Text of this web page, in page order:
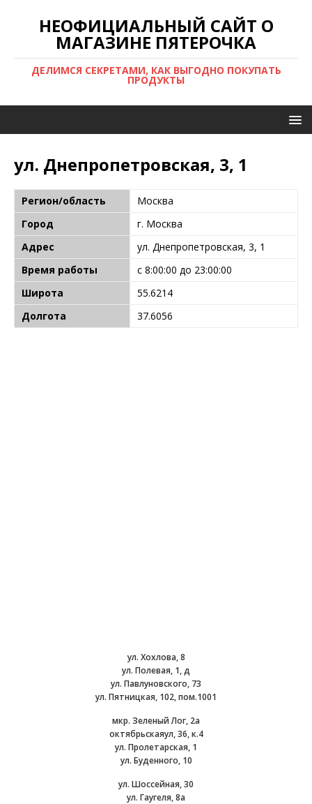
НЕОФИЦИАЛЬНЫЙ САЙТ О
МАГАЗИНЕ ПЯТЕРОЧКА
ДЕЛИМСЯ СЕКРЕТАМИ, КАК ВЫГОДНО ПОКУПАТЬ
ПРОДУКТЫ
ул. Днепропетровская, 3, 1
Регион/область
Москва
Город
г. Москва
Адрес
ул. Днепропетровская, 3, 1
Время работы
с 8:00:00 до 23:00:00
Широта
55.6214
Долгота
37.6056
ул. Хохлова, 8
ул. Полевая, 1, д
ул. Павлуновского, 73
ул. Пятницкая, 102, пом.1001
мкр. Зеленый Лог, 2а
октябрьскаяул, 36, к.4
ул. Пролетарская, 1
ул. Буденного, 10
ул. Шоссейная, 30
ул. Гаугеля, 8а